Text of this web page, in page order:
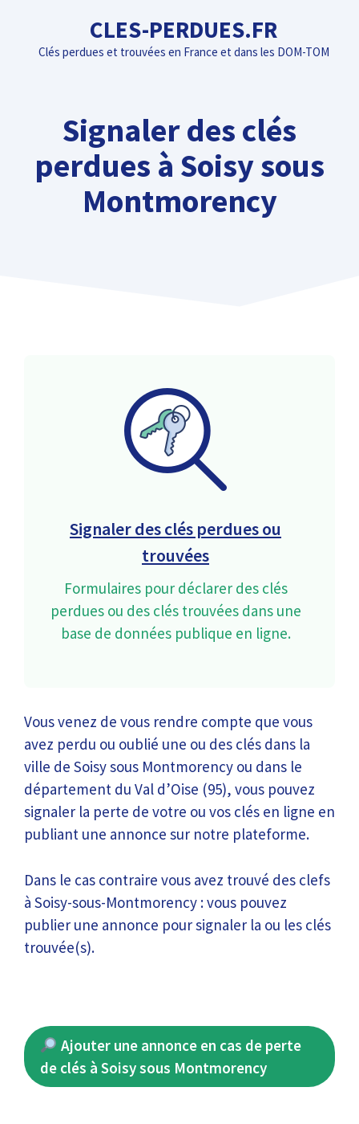
contenu
CLES-PERDUES.FR
Clés perdues et trouvées en France et dans les DOM-TOM
Signaler des clés
perdues à Soisy sous
Montmorency
Signaler des clés perdues ou
trouvées
Formulaires pour déclarer des clés
perdues ou des clés trouvées dans une
base de données publique en ligne.
Vous venez de vous rendre compte que vous
avez perdu ou oublié une ou des clés dans la
ville de Soisy sous Montmorency ou dans le
département du Val d’Oise (95), vous pouvez
signaler la perte de votre ou vos clés en ligne en
publiant une annonce sur notre plateforme.
Dans le cas contraire vous avez trouvé des clefs
à Soisy-sous-Montmorency : vous pouvez
publier une annonce pour signaler la ou les clés
trouvée(s).
Ajouter une annonce en cas de perte
de clés à Soisy sous Montmorency